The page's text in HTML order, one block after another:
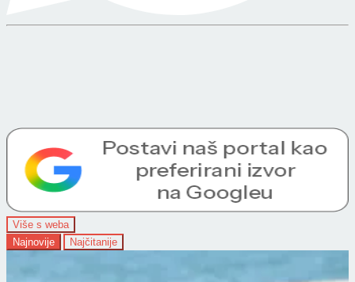
Više s weba
Najnovije
Najčitanije